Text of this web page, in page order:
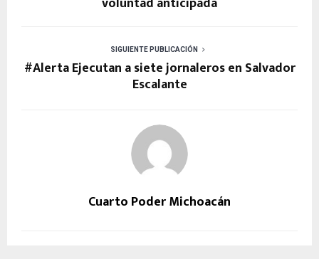
SIGUIENTE PUBLICACIÓN
#Alerta Ejecutan a siete jornaleros en Salvador
Escalante
Cuarto Poder Michoacán